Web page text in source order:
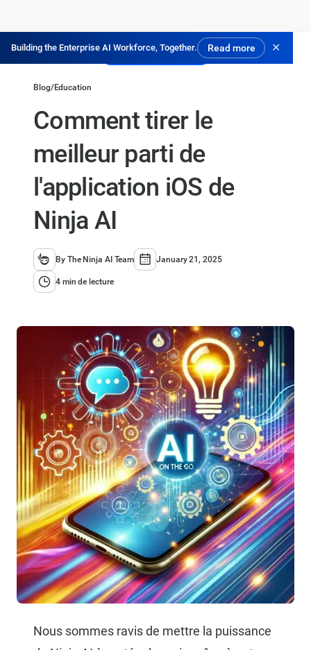
Building the Enterprise AI Workforce, Together. Read more ✕
Essayer gratuitement
Blog/Education
Comment tirer le
meilleur parti de
l'application iOS de
Ninja AI
By The Ninja AI Team January 21, 2025
4 min de lecture
Nous sommes ravis de mettre la puissance